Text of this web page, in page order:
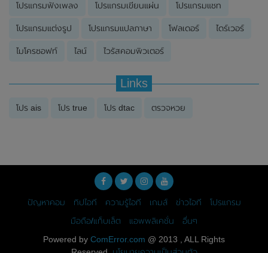
โปรแกรมฟังเพลง โปรแกรมเขียนแผ่น โปรแกรมแชท
โปรแกรมแต่งรูป โปรแกรมแปลภาษา โฟลเดอร์ ไดร์เวอร์
ไมโครซอฟท์ ไลน์ ไวรัสคอมพิวเตอร์
Links
โปร ais โปร true โปร dtac ตรวจหวย
ปัญหาคอม ทิปไอที ความรู้ไอที เกมส์ ข่าวไอที
โปรแกรม
มือถือ/แท็บเล็ต
แอพพลิเคชั่น
อื่นๆ
Powered by ComError.com @ 2013 , ALL Rights